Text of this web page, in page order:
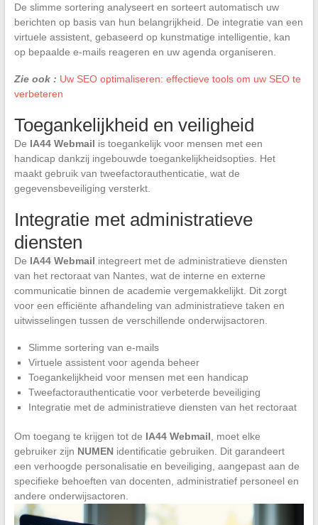
De slimme sortering analyseert en sorteert automatisch uw
berichten op basis van hun belangrijkheid. De integratie van een
virtuele assistent, gebaseerd op kunstmatige intelligentie, kan
op bepaalde e-mails reageren en uw agenda organiseren.
Zie ook : Uw SEO optimaliseren: effectieve tools om uw SEO te
verbeteren
Toegankelijkheid en veiligheid
De IA44 Webmail is toegankelijk voor mensen met een
handicap dankzij ingebouwde toegankelijkheidsopties. Het
maakt gebruik van tweefactorauthenticatie, wat de
gegevensbeveiliging versterkt.
Integratie met administratieve
diensten
De IA44 Webmail integreert met de administratieve diensten
van het rectoraat van Nantes, wat de interne en externe
communicatie binnen de academie vergemakkelijkt. Dit zorgt
voor een efficiënte afhandeling van administratieve taken en
uitwisselingen tussen de verschillende onderwijsactoren.
Slimme sortering van e-mails
Virtuele assistent voor agenda beheer
Toegankelijkheid voor mensen met een handicap
Tweefactorauthenticatie voor verbeterde beveiliging
Integratie met de administratieve diensten van het rectoraat
Om toegang te krijgen tot de IA44 Webmail , moet elke
gebruiker zijn NUMENidentificatie gebruiken. Dit garandeert
een verhoogde personalisatie en beveiliging, aangepast aan de
specifieke behoeften van docenten, administratief personeel en
andere onderwijsactoren.